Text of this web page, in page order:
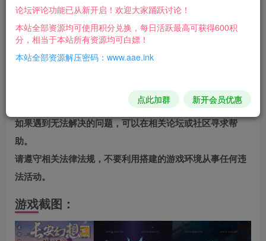
VM单机版账号在管理后台添加即可！无需APP上注
册！
在搭建过程中，可能会遇到各种问题，建议仔细阅读搭建教
如果遇到无法解决的问题，可以在相关论坛或社区寻求帮
助。
请遵守相关法律法规，不要利用搭建的游戏环境从事任何违
法活动。
游戏截图：
论坛评论功能已从新开启！欢迎大家踊跃讨论！
本站全部资源均可使用积分兑换，每日活跃最高可获得600积
分，相当于本站所有资源均可白嫖！
本站全部资源解压密码：www.aae.ink
点此加群 新开会员优惠